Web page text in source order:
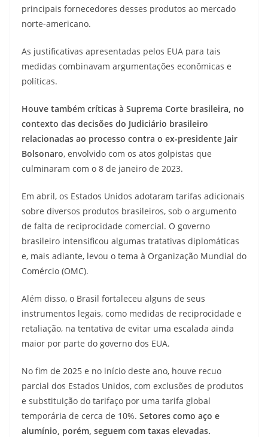
principais fornecedores desses produtos ao mercado
norte-americano.
As justificativas apresentadas pelos EUA para tais
medidas combinavam argumentações econômicas e
políticas.
Houve também críticas à Suprema Corte brasileira, no
contexto das decisões do Judiciário brasileiro
relacionadas ao processo contra o ex-presidente Jair
Bolsonaro, envolvido com os atos golpistas que
culminaram com o 8 de janeiro de 2023.
Em abril, os Estados Unidos adotaram tarifas adicionais
sobre diversos produtos brasileiros, sob o argumento
de falta de reciprocidade comercial. O governo
brasileiro intensificou algumas tratativas diplomáticas
e, mais adiante, levou o tema à Organização Mundial do
Comércio (OMC).
Além disso, o Brasil fortaleceu alguns de seus
instrumentos legais, como medidas de reciprocidade e
retaliação, na tentativa de evitar uma escalada ainda
maior por parte do governo dos EUA.
No fim de 2025 e no início deste ano, houve recuo
parcial dos Estados Unidos, com exclusões de produtos
e substituição do tarifaço por uma tarifa global
temporária de cerca de 10%. Setores como aço e
alumínio, porém, seguem com taxas elevadas.